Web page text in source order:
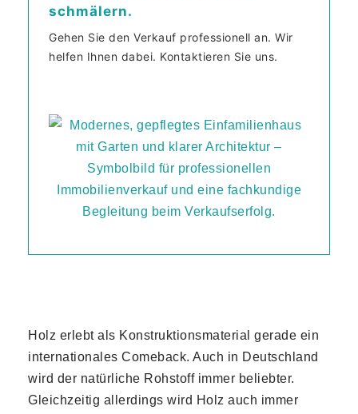
schmälern.
Gehen Sie den Verkauf professionell an. Wir
helfen Ihnen dabei. Kontaktieren Sie uns.
Holz erlebt als Konstruktionsmaterial gerade ein
internationales Comeback. Auch in Deutschland
wird der natürliche Rohstoff immer beliebter.
Gleichzeitig allerdings wird Holz auch immer